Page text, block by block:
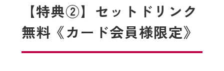
ト
を
別
【特典②】セットドリンク
無料《カード会員様限定》